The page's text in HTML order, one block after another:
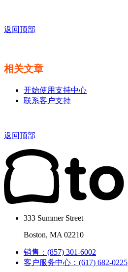
返回顶部
相关文章
开始使用支持中心
联系客户支持
返回顶部
333 Summer Street
Boston, MA 02210
销售：(857) 301-6002
客户服务中心：(617) 682-0225